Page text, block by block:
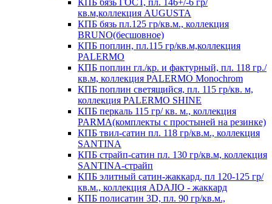
КПБ бязь ГОСТ, пл. 146+/-6 гр/
кв.м,коллекция AUGUSTA
КПБ бязь пл.125 гр/кв.м., коллекция
BRUNO(бесшовное)
КПБ поплин, пл.115 гр/кв.м,коллекция
PALERMO
КПБ поплин гл./кр. и фактурный, пл. 118 гр./
кв.м, коллекция PALERMO Monochrom
КПБ поплин светящийся, пл. 115 гр/кв. м,
коллекция PALERMO SHINE
КПБ перкаль 115 гр/ кв. м., коллекция
PARMA(комплекты с простыней на резинке)
КПБ твил-сатин пл. 118 гр/кв.м., коллекция
SANTINA
КПБ страйп-сатин пл. 130 гр/кв.м, коллекция
SANTINA-страйп
КПБ элитный сатин-жаккард, пл 120-125 гр/
кв.м., коллекция ADAJIO - жаккард
КПБ полисатин 3D, пл. 90 гр/кв.м.,